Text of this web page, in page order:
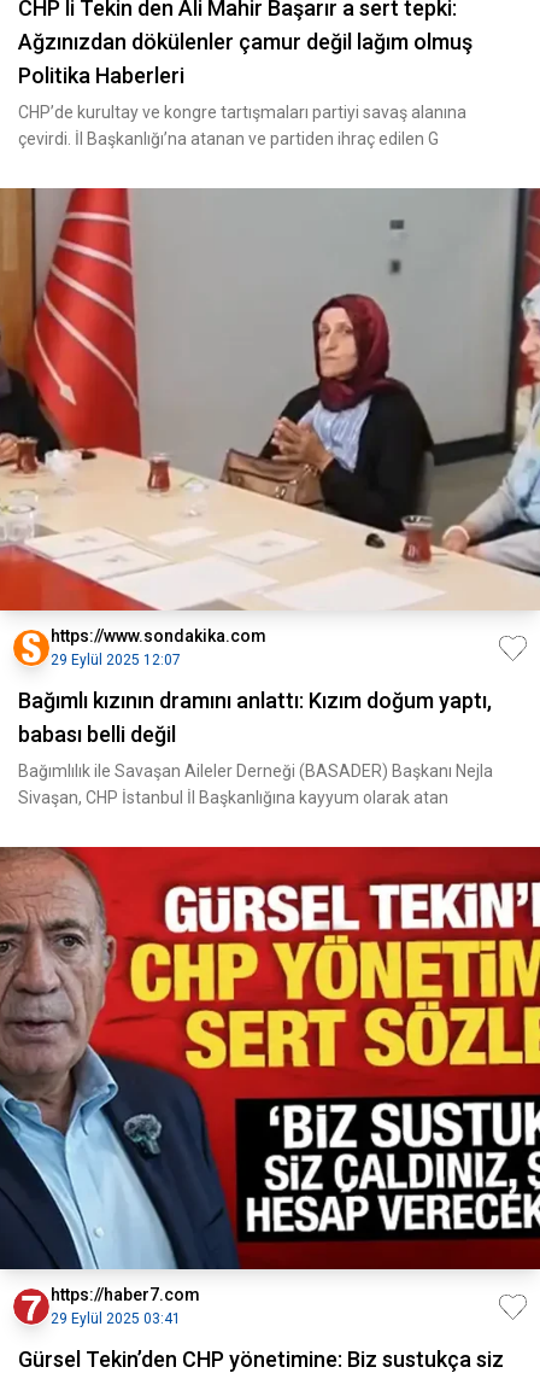
CHP li Tekin den Ali Mahir Başarır a sert tepki:
Ağzınızdan dökülenler çamur değil lağım olmuş
Politika Haberleri
CHP’de kurultay ve kongre tartışmaları partiyi savaş alanına
çevirdi. İl Başkanlığı’na atanan ve partiden ihraç edilen G
https://www.sondakika.com
29 Eylül 2025 12:07
Bağımlı kızının dramını anlattı: Kızım doğum yaptı,
babası belli değil
Bağımlılık ile Savaşan Aileler Derneği (BASADER) Başkanı Nejla
Sivaşan, CHP İstanbul İl Başkanlığına kayyum olarak atan
https://haber7.com
29 Eylül 2025 03:41
Gürsel Tekin’den CHP yönetimine: Biz sustukça siz